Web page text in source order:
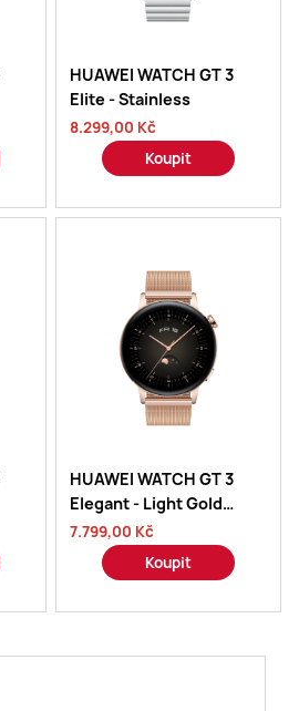
HUAWEI WATCH GT 3
Elite - Stainless
8.299,00 Kč
Koupit
HUAWEI WATCH GT 3
Elegant - Light Gold
Milanese
7.799,00 Kč
Koupit